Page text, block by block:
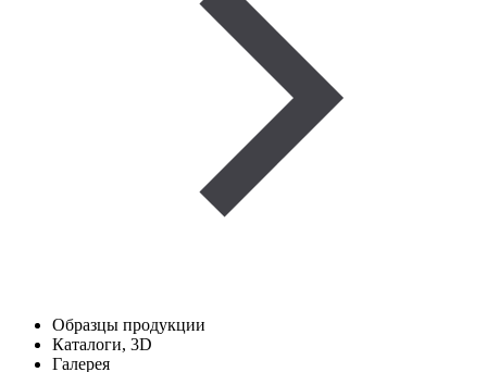
Образцы продукции
Каталоги, 3D
Галерея